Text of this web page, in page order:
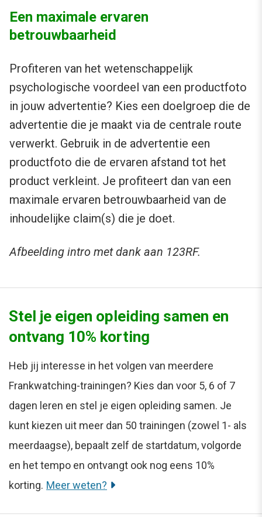
Een maximale ervaren
betrouwbaarheid
Profiteren van het wetenschappelijk
psychologische voordeel van een productfoto
in jouw advertentie? Kies een doelgroep die de
advertentie die je maakt via de centrale route
verwerkt. Gebruik in de advertentie een
productfoto die de ervaren afstand tot het
product verkleint. Je profiteert dan van een
maximale ervaren betrouwbaarheid van de
inhoudelijke claim(s) die je doet.
Afbeelding intro met dank aan 123RF.
Stel je eigen opleiding samen en
ontvang 10% korting
Heb jij interesse in het volgen van meerdere
Frankwatching-trainingen? Kies dan voor 5, 6 of 7
dagen leren en stel je eigen opleiding samen. Je
kunt kiezen uit meer dan 50 trainingen (zowel 1- als
meerdaagse), bepaalt zelf de startdatum, volgorde
en het tempo en ontvangt ook nog eens 10%
korting. Meer weten?